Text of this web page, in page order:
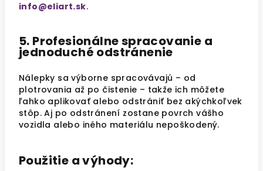
info@eliart.sk.
5. Profesionálne spracovanie a
jednoduché odstránenie
Nálepky sa výborne spracovávajú – od
plotrovania až po čistenie – takže ich môžete
ľahko aplikovať alebo odstrániť bez akýchkoľvek
stôp. Aj po odstránení zostane povrch vášho
vozidla alebo iného materiálu nepoškodený.
Použitie a výhody: